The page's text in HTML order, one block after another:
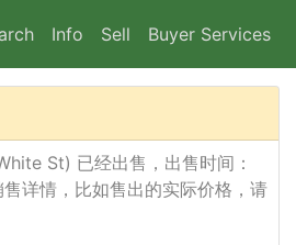
Info Sell Buyer Services
St) 已经出售，出售时间：
详情，比如售出的实际价格，请